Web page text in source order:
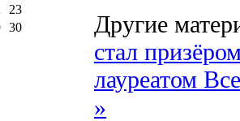
23
30
Другие
стал
лауреатом
»